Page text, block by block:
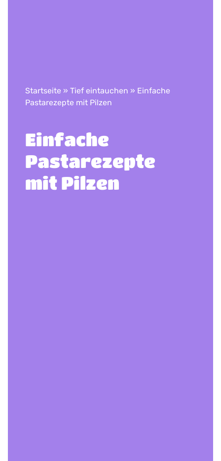
Startseite» Tief eintauchen » Einfache
Pastarezepte mit Pilzen
Einfache
Pastarezepte
mit Pilzen